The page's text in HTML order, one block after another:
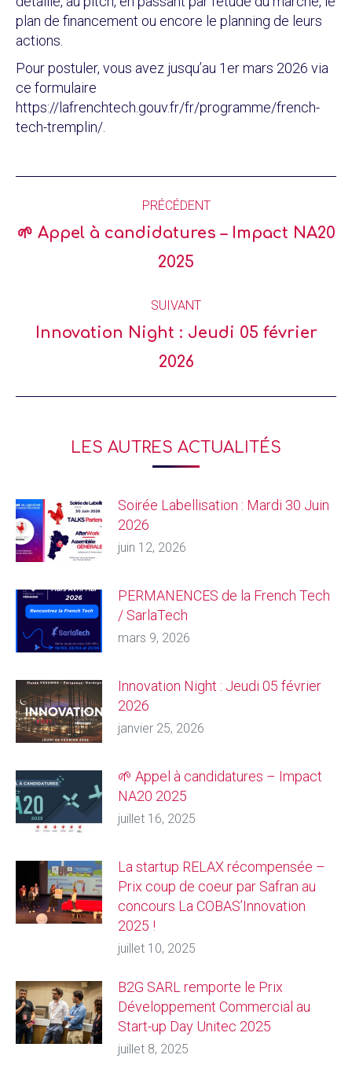
plan de financement ou encore le planning de leurs
actions.
Pour postuler, vous avez jusqu’au 1er mars 2026 via
ce formulaire
https://lafrenchtech.gouv.fr/fr/programme/french-
tech-tremplin/.
PRÉCÉDENT
🌱 Appel à candidatures – Impact NA20
2025
SUIVANT
Innovation Night : Jeudi 05 février
2026
LES AUTRES ACTUALITÉS
Soirée Labellisation : Mardi 30 Juin
2026
juin 12, 2026
PERMANENCES de la French Tech
/ SarlaTech
mars 9, 2026
Innovation Night : Jeudi 05 février
2026
janvier 25, 2026
🌱 Appel à candidatures – Impact
NA20 2025
juillet 16, 2025
La startup RELAX récompensée –
Prix coup de coeur par Safran au
concours La COBAS’Innovation
2025 !
juillet 10, 2025
B2G SARL remporte le Prix
Développement Commercial au
Start-up Day Unitec 2025
juillet 8, 2025